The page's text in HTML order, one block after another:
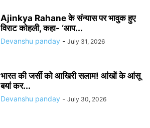
Ajinkya Rahane के संन्यास पर भावुक हुए
विराट कोहली, कहा- ‘आप...
Devanshu panday - July 31, 2026
भारत की जर्सी को आखिरी सलाम! आंखों के आंसू
बयां कर...
Devanshu panday - July 30, 2026